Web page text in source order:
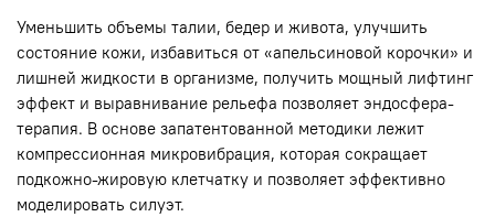
Уменьшить объемы талии, бедер и живота, улучшить
состояние кожи, избавиться от «апельсиновой корочки» и
лишней жидкости в организме, получить мощный лифтинг
эффект и выравнивание рельефа позволяет эндосфера-
терапия. В основе запатентованной методики лежит
компрессионная микровибрация, которая сокращает
подкожно-жировую клетчатку и позволяет эффективно
моделировать силуэт.